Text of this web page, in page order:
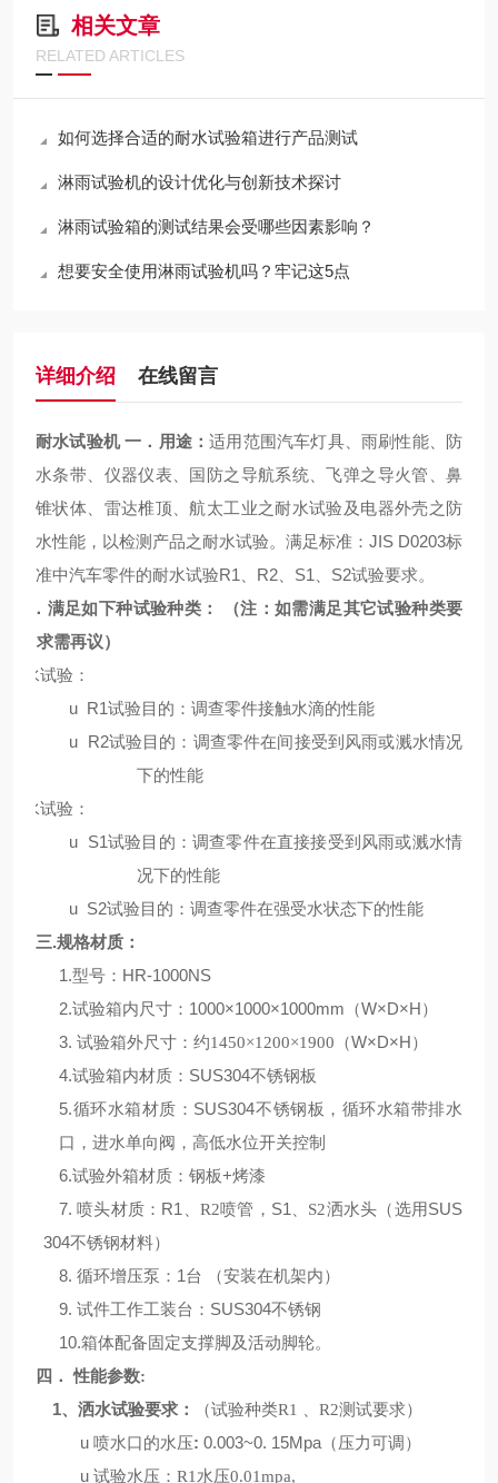
相关文章
RELATED ARTICLES
如何选择合适的耐水试验箱进行产品测试
淋雨试验机的设计优化与创新技术探讨
淋雨试验箱的测试结果会受哪些因素影响？
想要安全使用淋雨试验机吗？牢记这5点
详细介绍 在线留言
耐水试验机一． 用途：适用范围汽车灯具、雨刷性能、防
水条带、仪器仪表、国防之导航系统、飞弹之导火管、鼻
锥状体、雷达椎顶、航太工业之耐水试验及电器外壳之防
水性能，以检测产品之耐水试验。满足标准：JIS D0203标
准中汽车零件的耐水试验R1、R2、S1、S2试验要求。
二．满足如下种试验种类： （注：如需满足其它试验种类要
求需再议）
洒水试验：
u R1试验目的：调查零件接触水滴的性能
u R2试验目的：调查零件在间接受到风雨或溅水情况
下的性能
喷水试验：
u S1试验目的：调查零件在直接接受到风雨或溅水情
况下的性能
u S2试验目的：调查零件在强受水状态下的性能
三.规格材质：
1.型号：HR-1000NS
2.试验箱内尺寸：1000×1000×1000mm（W×D×H）
3. 试验箱外尺寸：约1450×1200×1900 （W×D×H）
4.试验箱内材质：SUS304不锈钢板
5.循环水箱材质：SUS304不锈钢板，循环水箱带排水
口，进水单向阀，高低水位开关控制
6.试验外箱材质：钢板+烤漆
7. 喷头材质： R1 R2喷管 ， S1 S2洒水头（选用SUS
304不锈钢材料）
8. 循环增压泵：1台 （安装在机架内）
9. 试件工作工装台：SUS304不锈钢
10.箱体配备固定支撑脚及活动脚轮。
四．性能参数:
1、洒水试验要求： （试验种类R1 R2测试要求）
u 喷水口的水压: 0.003~0. 15Mpa （压力可调）
u 试验水压： R1 水压0.01mpa,